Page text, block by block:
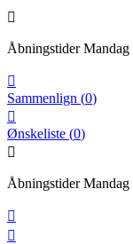

Åbningstider

Sammenlign (0)

Ønskeliste (0)

Åbningstider

